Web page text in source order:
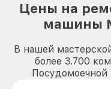
Цены на
машины
В нашей
более 3.700
Посудомоечной